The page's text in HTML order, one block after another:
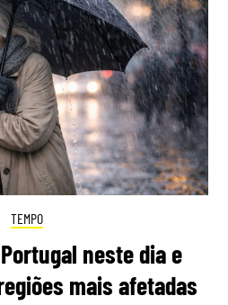
TEMPO
neste dia e
mais afetadas